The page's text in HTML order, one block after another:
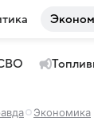
Экономика